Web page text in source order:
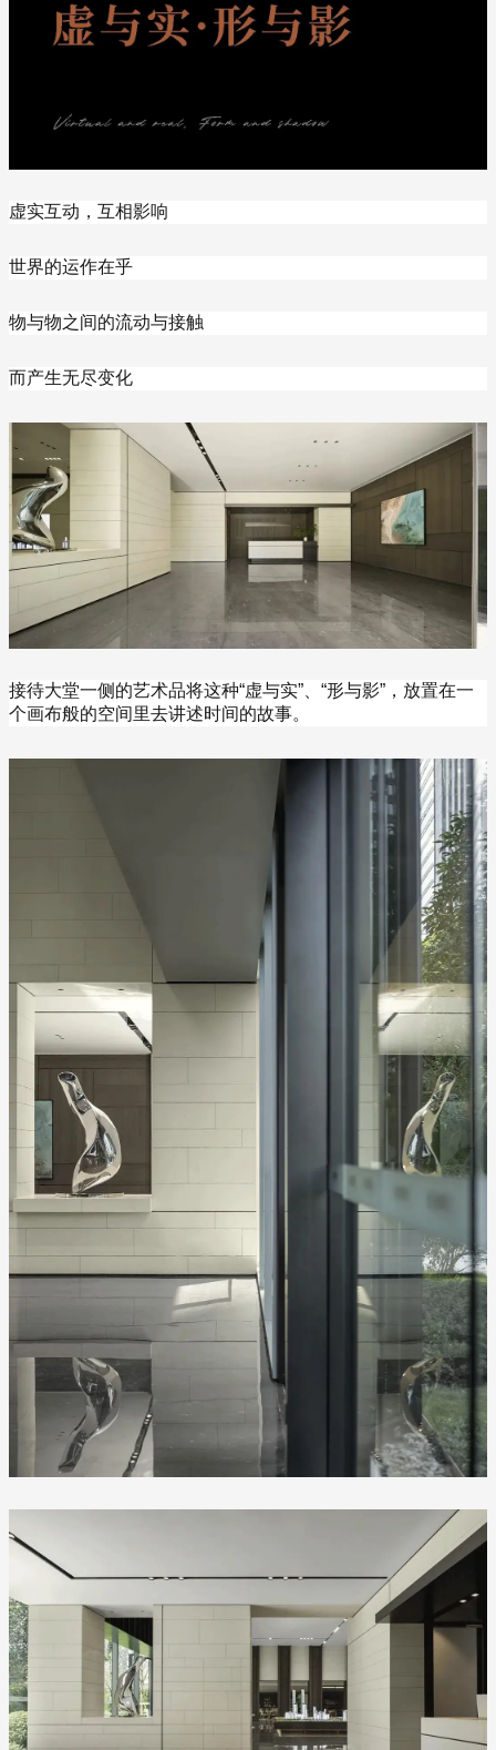
虚实互动，互相影响
世界的运作在乎
物与物之间的流动与接触
而产生无尽变化
接待大堂一侧的艺术品将这种“虚与实”、“形与影”，放置在一
个画布般的空间里去讲述时间的故事。